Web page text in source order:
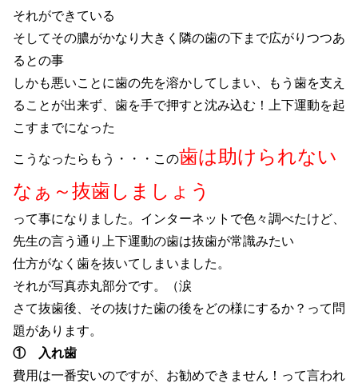
それができている
そしてその膿がかなり大きく隣の歯の下まで広がりつつあ
るとの事
しかも悪いことに歯の先を溶かしてしまい、もう歯を支え
ることが出来ず、歯を手で押すと沈み込む！上下運動を起
こすまでになった
こうなったらもう・・・この歯は助けられない
なぁ～抜歯しましょう
って事になりました。インターネットで色々調べたけど、
先生の言う通り上下運動の歯は抜歯が常識みたい
仕方がなく歯を抜いてしまいました。
それが写真赤丸部分です。（涙
さて抜歯後、その抜けた歯の後をどの様にするか？って問
題があります。
① 入れ歯
費用は一番安いのですが、お勧めできません！って言われ